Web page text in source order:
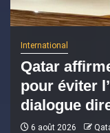
International
Qatar
pour éviter
dialogue
6 août 2026